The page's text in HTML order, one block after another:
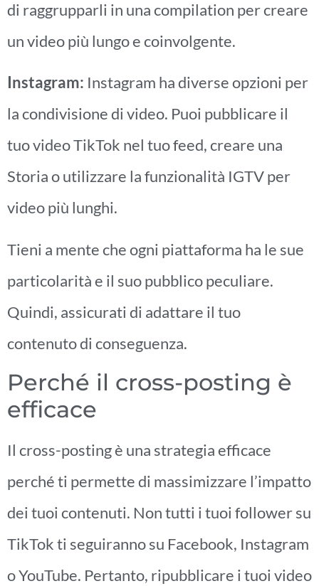
di raggrupparli in una compilation per creare
un video più lungo e coinvolgente.
Instagram: Instagram ha diverse opzioni per
la condivisione di video. Puoi pubblicare il
tuo video TikTok nel tuo feed, creare una
Storia o utilizzare la funzionalità IGTV per
video più lunghi.
Tieni a mente che ogni piattaforma ha le sue
particolarità e il suo pubblico peculiare.
Quindi, assicurati di adattare il tuo
contenuto di conseguenza.
Perché il cross-posting è
efficace
Il cross-posting è una strategia efficace
perché ti permette di massimizzare l’impatto
dei tuoi contenuti. Non tutti i tuoi follower su
TikTok ti seguiranno su Facebook, Instagram
o YouTube. Pertanto, ripubblicare i tuoi video